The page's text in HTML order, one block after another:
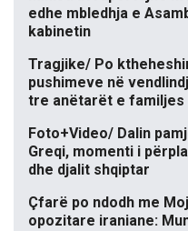
edhe mbledhja e
kabinetin
Tragjike/ Po
pushimeve në
tre anëtarët e familjes
Foto+Video/ Dalin
Greqi, momenti i
dhe djalit shqiptar
Çfarë po ndodh me
opozitare iraniane: